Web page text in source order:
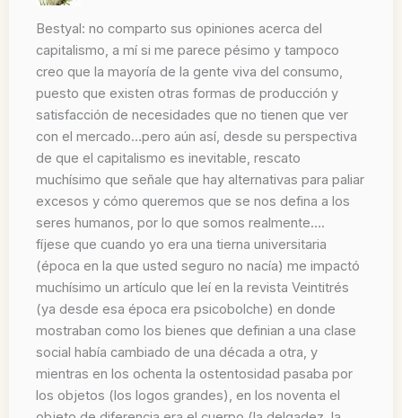
Bestyal: no comparto sus opiniones acerca del
capitalismo, a mí si me parece pésimo y tampoco
creo que la mayoría de la gente viva del consumo,
puesto que existen otras formas de producción y
satisfacción de necesidades que no tienen que ver
con el mercado…pero aún así, desde su perspectiva
de que el capitalismo es inevitable, rescato
muchísimo que señale que hay alternativas para paliar
excesos y cómo queremos que se nos defina a los
seres humanos, por lo que somos realmente….
fíjese que cuando yo era una tierna universitaria
(época en la que usted seguro no nacía) me impactó
muchísimo un artículo que leí en la revista Veintitrés
(ya desde esa época era psicobolche) en donde
mostraban como los bienes que definian a una clase
social había cambiado de una década a otra, y
mientras en los ochenta la ostentosidad pasaba por
los objetos (los logos grandes), en los noventa el